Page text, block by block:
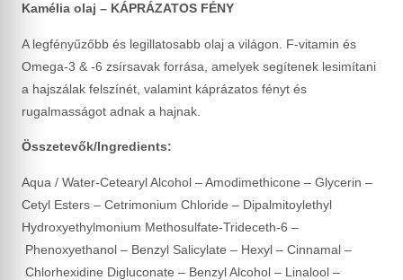
Kamélia olaj – KÁPRÁZATOS FÉNY
A legfényűzőbb és legillatosabb olaj a világon. F-vitamin és
Omega-3 & -6 zsírsavak forrása, amelyek segítenek lesimítani
a hajszálak felszínét, valamint káprázatos fényt és
rugalmasságot adnak a hajnak.
Összetevők/Ingredients:
Aqua / Water-Cetearyl Alcohol – Amodimethicone – Glycerin –
Cetyl Esters – Cetrimonium Chloride – Dipalmitoylethyl
Hydroxyethylmonium Methosulfate-Trideceth-6 –
Phenoxyethanol – Benzyl Salicylate – Hexyl – Cinnamal –
Chlorhexidine Digluconate – Benzyl Alcohol – Linalool –